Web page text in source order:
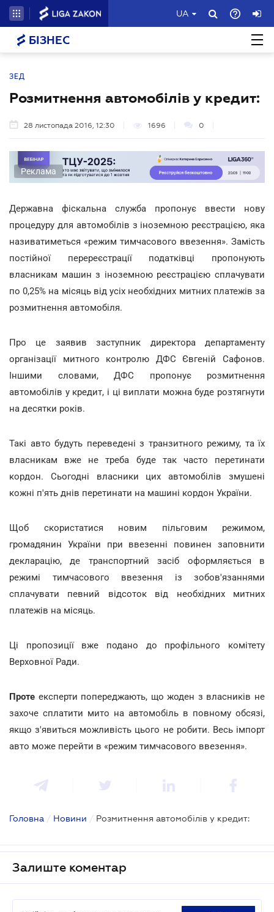
UA
БІЗНЕС
ЗЕД
Розмитнення автомобілів у кредит:
28 листопада 2016, 12:30 1696 0
Реклама
Державна фіскальна служба пропонує ввести нову
процедуру для автомобілів з іноземною реєстрацією, яка
називатиметься «режим тимчасового ввезення». Замість
постійної перереєстрації податківці пропонують
власникам машин з іноземною реєстрацією сплачувати
по 0,25% на місяць від усіх необхідних митних платежів за
розмитнення автомобіля.
Про це заявив заступник директора департаменту
організації митного контролю ДФС Євгеній Сафонов.
Іншими словами, ДФС пропонує розмитнення
автомобілів у кредит, і ці виплати можна буде розтягнути
на десятки років.
Такі авто будуть переведені з транзитного режиму, та їх
власникам вже не треба буде так часто перетинати
кордон. Сьогодні власники цих автомобілів змушені
кожні п'ять днів перетинати на машині кордон України.
Щоб скористатися новим пільговим режимом,
громадянин України при ввезенні повинен заповнити
декларацію, де транспортний засіб оформляється в
режимі тимчасового ввезення із зобов'язаннями
сплачувати певний відсоток від необхідних митних
платежів на місяць.
Ці пропозиції вже подано до профільного комітету
Верховної Ради.
Проте експерти попереджають, що жоден з власників не
захоче сплатити мито на автомобіль в повному обсязі,
якщо з'явиться можливість цього не робити. Весь імпорт
авто може перейти в «режим тимчасового ввезення».
Головна / Новини / Розмитнення автомобілів у кредит:
Залиште коментар